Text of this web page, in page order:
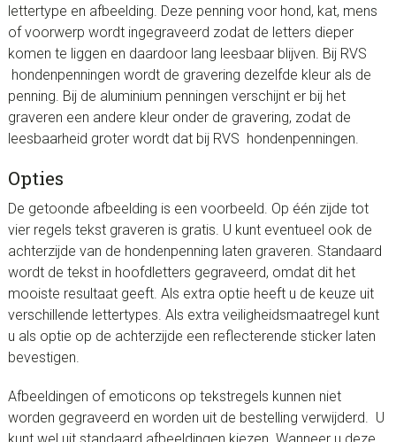
lettertype en afbeelding. Deze penning voor hond, kat, mens
of voorwerp wordt ingegraveerd zodat de letters dieper
komen te liggen en daardoor lang leesbaar blijven. Bij RVS
hondenpenningen wordt de gravering dezelfde kleur als de
penning. Bij de aluminium penningen verschijnt er bij het
graveren een andere kleur onder de gravering, zodat de
leesbaarheid groter wordt dat bij RVS hondenpenningen.
Opties
De getoonde afbeelding is een voorbeeld. Op één zijde tot
vier regels tekst graveren is gratis. U kunt eventueel ook de
achterzijde van de hondenpenning laten graveren. Standaard
wordt de tekst in hoofdletters gegraveerd, omdat dit het
mooiste resultaat geeft. Als extra optie heeft u de keuze uit
verschillende lettertypes. Als extra veiligheidsmaatregel kunt
u als optie op de achterzijde een reflecterende sticker laten
bevestigen.
Afbeeldingen of emoticons op tekstregels kunnen niet
worden gegraveerd en worden uit de bestelling verwijderd. U